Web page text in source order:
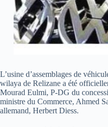
L’usine d’assemblages de
wilaya de Relizane a été
Mourad Eulmi, P-DG du
ministre du Commerce, Ahmed
allemand, Herbert Diess.